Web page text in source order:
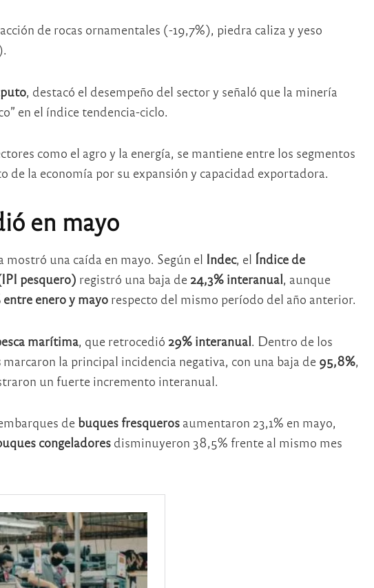
de rocas ornamentales (-19,7%), piedra caliza y yeso
, destacó el desempeño del sector y señaló que la minería
en el índice tendencia-ciclo.
como el agro y la energía, se mantiene entre los segmentos
de la economía por su expansión y capacidad exportadora.
en mayo
una caída en mayo. Según el Indec, el Índice de
pesquero) registró una baja de 24,3% interanual, aunque
entre enero y mayorespecto del mismo período del año anterior.
marítima, que retrocedió 29% interanual. Dentro de los
marcaron la principal incidencia negativa, con una baja de 95,8%,
un fuerte incremento interanual.
de buques fresquerosaumentaron 23,1% en mayo,
congeladoresdisminuyeron 38,5% frente al mismo mes